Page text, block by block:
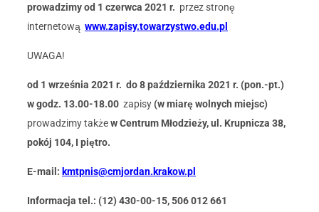
prowadzimy od 1 czerwca 2021 r. przez stronę
internetową www.zapisy.towarzystwo.edu.pl
UWAGA!
od 1 września 2021 r. do 8 października 2021 r. (pon.-pt.)
w godz. 13.00-18.00 zapisy (w miarę wolnych miejsc)
prowadzimy takżewCentrum Młodzieży, ul. Krupnicza 38,
pokój 104, I piętro.
E-mail: kmtpnis@cmjordan.krakow.pl
Informacja tel.: (12) 430-00-15, 506 012 661